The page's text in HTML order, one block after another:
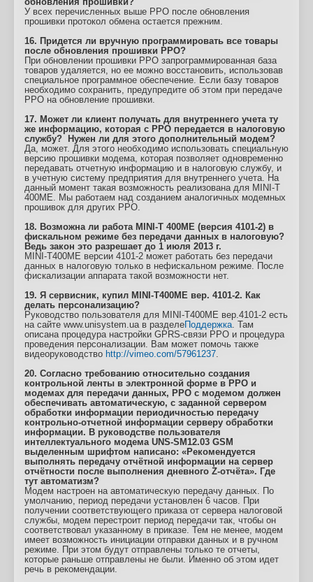
У всех перечисленных выше РРО после обновления
прошивки протокол обмена остается прежним.
16. Придется ли вручную программировать все товары
после обновления прошивки РРО?
При обновлении прошивки РРО запрограммированная база
товаров удаляется, но ее можно восстановить, использовав
специальное программное обеспечение. Если базу товаров
необходимо сохранить, предупредите об этом при передаче
РРО на обновление прошивки.
17. Может ли клиент получать для внутреннего учета ту
же информацию, которая с РРО передается в налоговую
службу? Нужен ли для этого дополнительный модем?
Да, может. Для этого необходимо использовать специальную
версию прошивки модема, которая позволяет одновременно
передавать отчетную информацию и в налоговую службу, и
в учетную систему предприятия для внутреннего учета. На
данный момент такая возможность реализована для MINI-T
400ME. Мы работаем над созданием аналогичных модемных
прошивок для других РРО.
18. Возможна ли работа MINI-T 400МЕ (версия 4101-2) в
фискальном режиме без передачи данных в налоговую?
Ведь закон это разрешает до 1 июля 2013 г.
MINI-T400ME версии 4101-2 может работать без передачи
данных в налоговую только в нефискальном режиме. После
фискализации аппарата такой возможности нет.
19. Я сервисник, купил MINI-T400ME вер. 4101-2. Как
делать персонализацию?
Руководство пользователя для MINI-T400ME вер.4101-2 есть
на сайте www.unisystem.ua в разделеПоддержка . Там
описана процедура настройки GPRS-связи РРО и процедура
проведения персонализации. Вам может помочь также
видеоруководство http://vimeo.com/57961237
20. Согласно требованию относительно создания
контрольной ленты в электронной форме в РРО и
модемах для передачи данных, РРО с модемом должен
обеспечивать автоматическую, с заданной сервером
обработки информации периодичностью передачу
контрольно-отчетной информации серверу обработки
информации. В руководстве пользователя
интеллектуального модема UNS-SM12.03 GSM
выделенным шрифтом написано: «Рекомендуется
выполнять передачу отчётной информации на сервер
отчётности после выполнения дневного Z-отчёта». Где
тут автоматизм?
Модем настроен на автоматическую передачу данных. По
умолчанию, период передачи установлен 6 часов. При
получении соответствующего приказа от сервера налоговой
службы, модем перестроит период передачи так, чтобы он
соответствовал указанному в приказе. Тем не менее, модем
имеет возможность инициации отправки данных и в ручном
режиме. При этом будут отправлены только те отчеты,
которые раньше отправлены не были. Именно об этом идет
речь в рекомендации.